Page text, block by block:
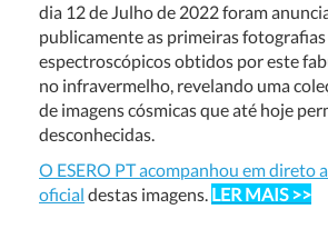
dia 12 de Julho de 2022 foram
publicamente as primeiras fotografias
espectroscópicos obtidos por este
no infravermelho, revelando uma
de imagens cósmicas que até hoje
desconhecidas.
O ESERO PT acompanhou em direto
oficial destas imagens. LER MAIS >>